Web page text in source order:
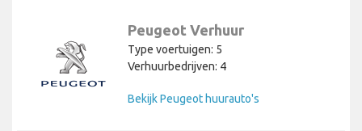
Peugeot Verhuur
Type voertuigen: 5
Verhuurbedrijven: 4
Bekijk Peugeot huurauto's